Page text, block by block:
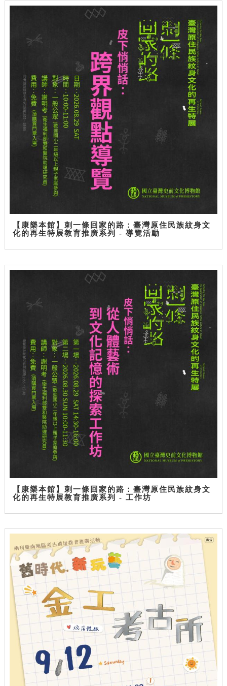
【康樂本館】刺一條回家的路：臺灣原住民族紋身文
化的再生特展教育推廣系列 - 導覽活動
【康樂本館】刺一條回家的路：臺灣原住民族紋身文
化的再生特展教育推廣系列 - 工作坊